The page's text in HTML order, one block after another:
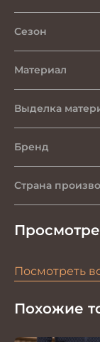
Сезон
Материал
Выделка
Бренд
Страна
Посмотреть
Похожие